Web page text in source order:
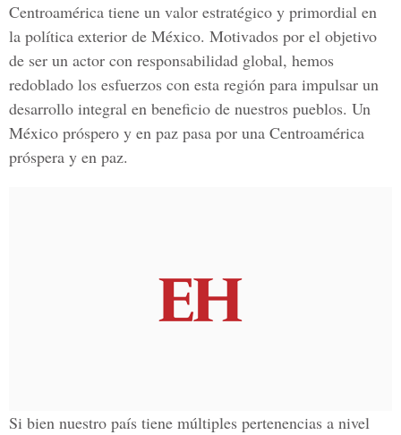
Centroamérica tiene un valor estratégico y primordial en
la política exterior de México. Motivados por el objetivo
de ser un actor con responsabilidad global, hemos
redoblado los esfuerzos con esta región para impulsar un
desarrollo integral en beneficio de nuestros pueblos. Un
México próspero y en paz pasa por una Centroamérica
próspera y en paz.
Si bien nuestro país tiene múltiples pertenencias a nivel